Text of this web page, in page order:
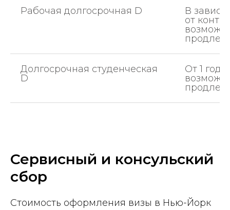
Рабочая долгосрочная D
В
от
Долгосрочная студенческая
D
От 1 года
Сервисный и консульский
сбор
Стоимость оформления визы в Нью-Йорк